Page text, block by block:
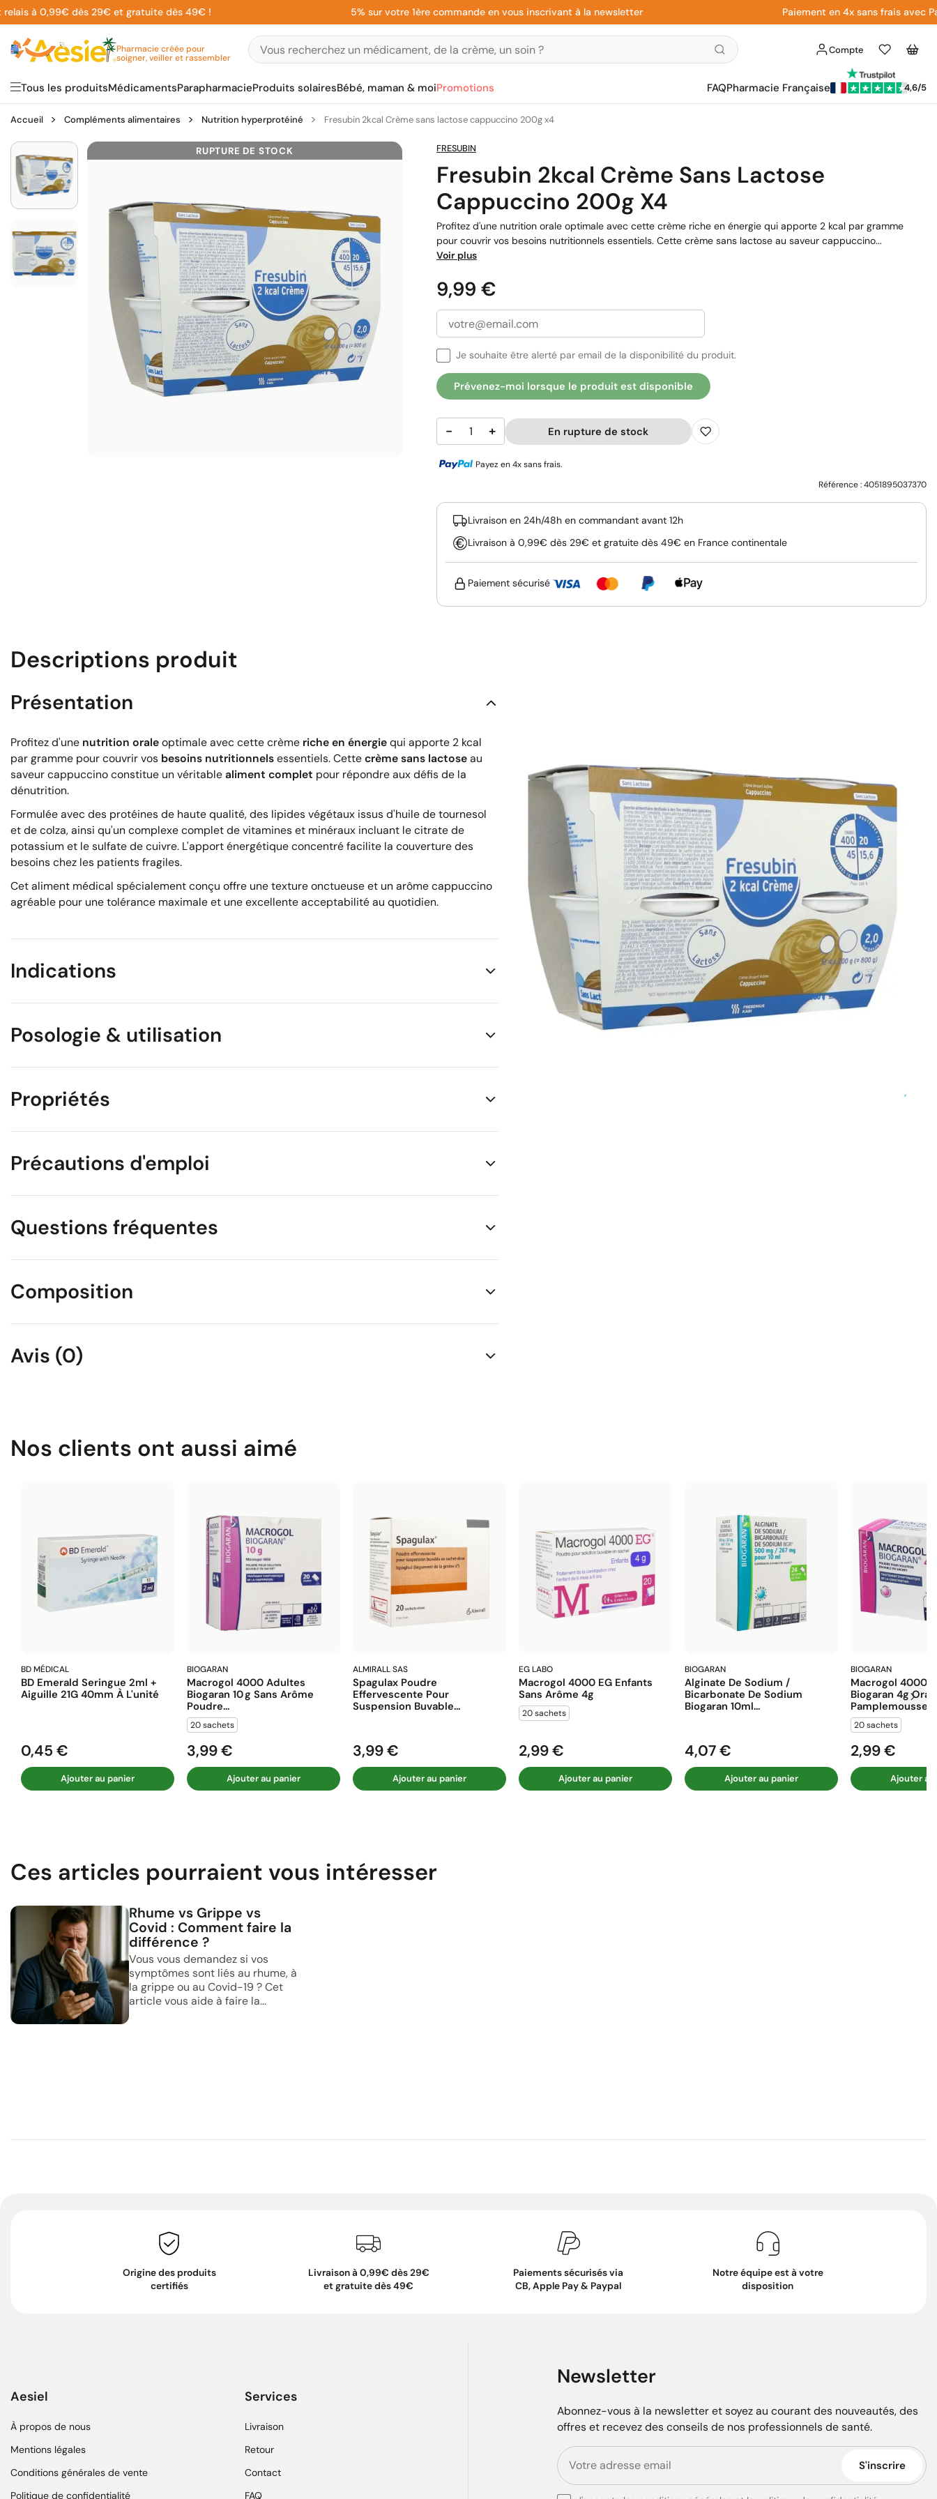
Aller
au
contenu
à 0,99€ dès 29€ et gratuite dès 49€ ! 5% sur votre 1ère commande en vous inscrivant à la newsletter Paiement en 4x sans frais avec
Pharmacie créée pour
soigner, veiller et rassembler
Compte
Liste
d'envies
Panier
Tous les produitsMédicamentsParapharmacieProduits solairesBébé, maman & moiPromotions FAQPharmacie Française 4,6/5
Accueil Compléments alimentaires Nutrition hyperprotéiné Fresubin 2kcal Crème sans lactose cappuccino 200g x4
RUPTURE DE STOCK FRESUBIN
Fresubin 2kcal Crème Sans Lactose
Cappuccino 200g X4
Profitez d'une nutrition orale optimale avec cette crème riche en énergie qui apporte 2 kcal par gramme
pour couvrir vos besoins nutritionnels essentiels. Cette crème sans lactose au saveur cappuccino...
Voir plus
Prix
9,99 €
Je souhaite être alerté par email de la disponibilité du produit.
Prévenez-moi lorsque le produit est disponible
− + En rupture de stock
Payez en 4x sans frais.
Référence :4051895037370
Livraison en 24h/48h en commandant avant 12h
Livraison à 0,99€ dès 29€ et gratuite dès 49€ en France continentale
Paiement sécurisé
Descriptions produit
Présentation
Profitez d'une nutrition oraleoptimale avec cette crème riche en énergiequi apporte 2 kcal
par gramme pour couvrir vos besoins nutritionnelsessentiels. Cettecrème sans lactoseau
saveur cappuccino constitue un véritablealiment complet pour répondre aux défis de la
dénutrition.
Formulée avec des protéines de haute qualité, des lipides végétaux issus d'huile de tournesol
et de colza, ainsi qu'un complexe complet de vitamines et minéraux incluant le citrate de
potassium et le sulfate de cuivre. L'apport énergétique concentré facilite la couverture des
besoins chez les patients fragiles.
Cet aliment médical spécialement conçu offre une texture onctueuse et un arôme cappuccino
agréable pour une tolérance maximale et une excellente acceptabilité au quotidien.
Indications
Posologie & utilisation
Propriétés
Précautions d'emploi
Questions fréquentes
Composition
Avis (0)
Nos clients ont aussi aimé
BD MÉDICAL
BD Emerald Seringue 2ml +
Aiguille 21G 40mm À L'unité
Prix
0,45 €
Ajouter au panier
BIOGARAN
Macrogol 4000 Adultes
Biogaran 10 G Sans Arôme
Poudre...
20 sachets
Prix
3,99 €
Ajouter au panier
ALMIRALL SAS
Spagulax Poudre
Effervescente Pour
Suspension Buvable...
Prix
3,99 €
Ajouter au panier
EG LABO
Macrogol 4000 EG Enfants
Sans Arôme 4g
20 sachets
Prix
2,99 €
Ajouter au panier
BIOGARAN
Alginate De Sodium /
Bicarbonate De Sodium
Biogaran 10ml...
Prix
4,07 €
Ajouter au panier
BIOGARAN
Macrogol 4000
Biogaran 4g
Pamplemousse...
20 sachets
Prix
2,99 €
Ajouter au
Ces articles pourraient vous intéresser
Rhume vs Grippe vs
Covid : Comment faire la
différence ?
Vous vous demandez si vos
symptômes sont liés au rhume, à
la grippe ou au Covid-19 ? Cet
article vous aide à faire la...
Origine des produits
certifiés
Livraison à 0,99€ dès 29€
et gratuite dès 49€
Paiements sécurisés via
CB, Apple Pay & Paypal
Notre équipe est à votre
disposition
Aesiel
À propos de nous
Mentions légales
Conditions générales de vente
Politique de confidentialité
Services
Livraison
Retour
Contact
FAQ
Newsletter
Abonnez-vous à la newsletter et soyez au courant des nouveautés, des
offres et recevez des conseils de nos professionnels de santé.
S'inscrire